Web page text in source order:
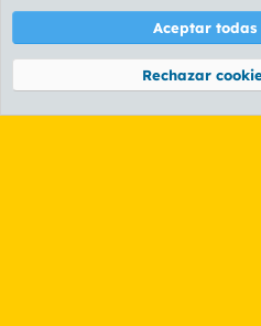
Términos y reglas
Community platform by XenForo® ©
Aceptar todas
Rechazar